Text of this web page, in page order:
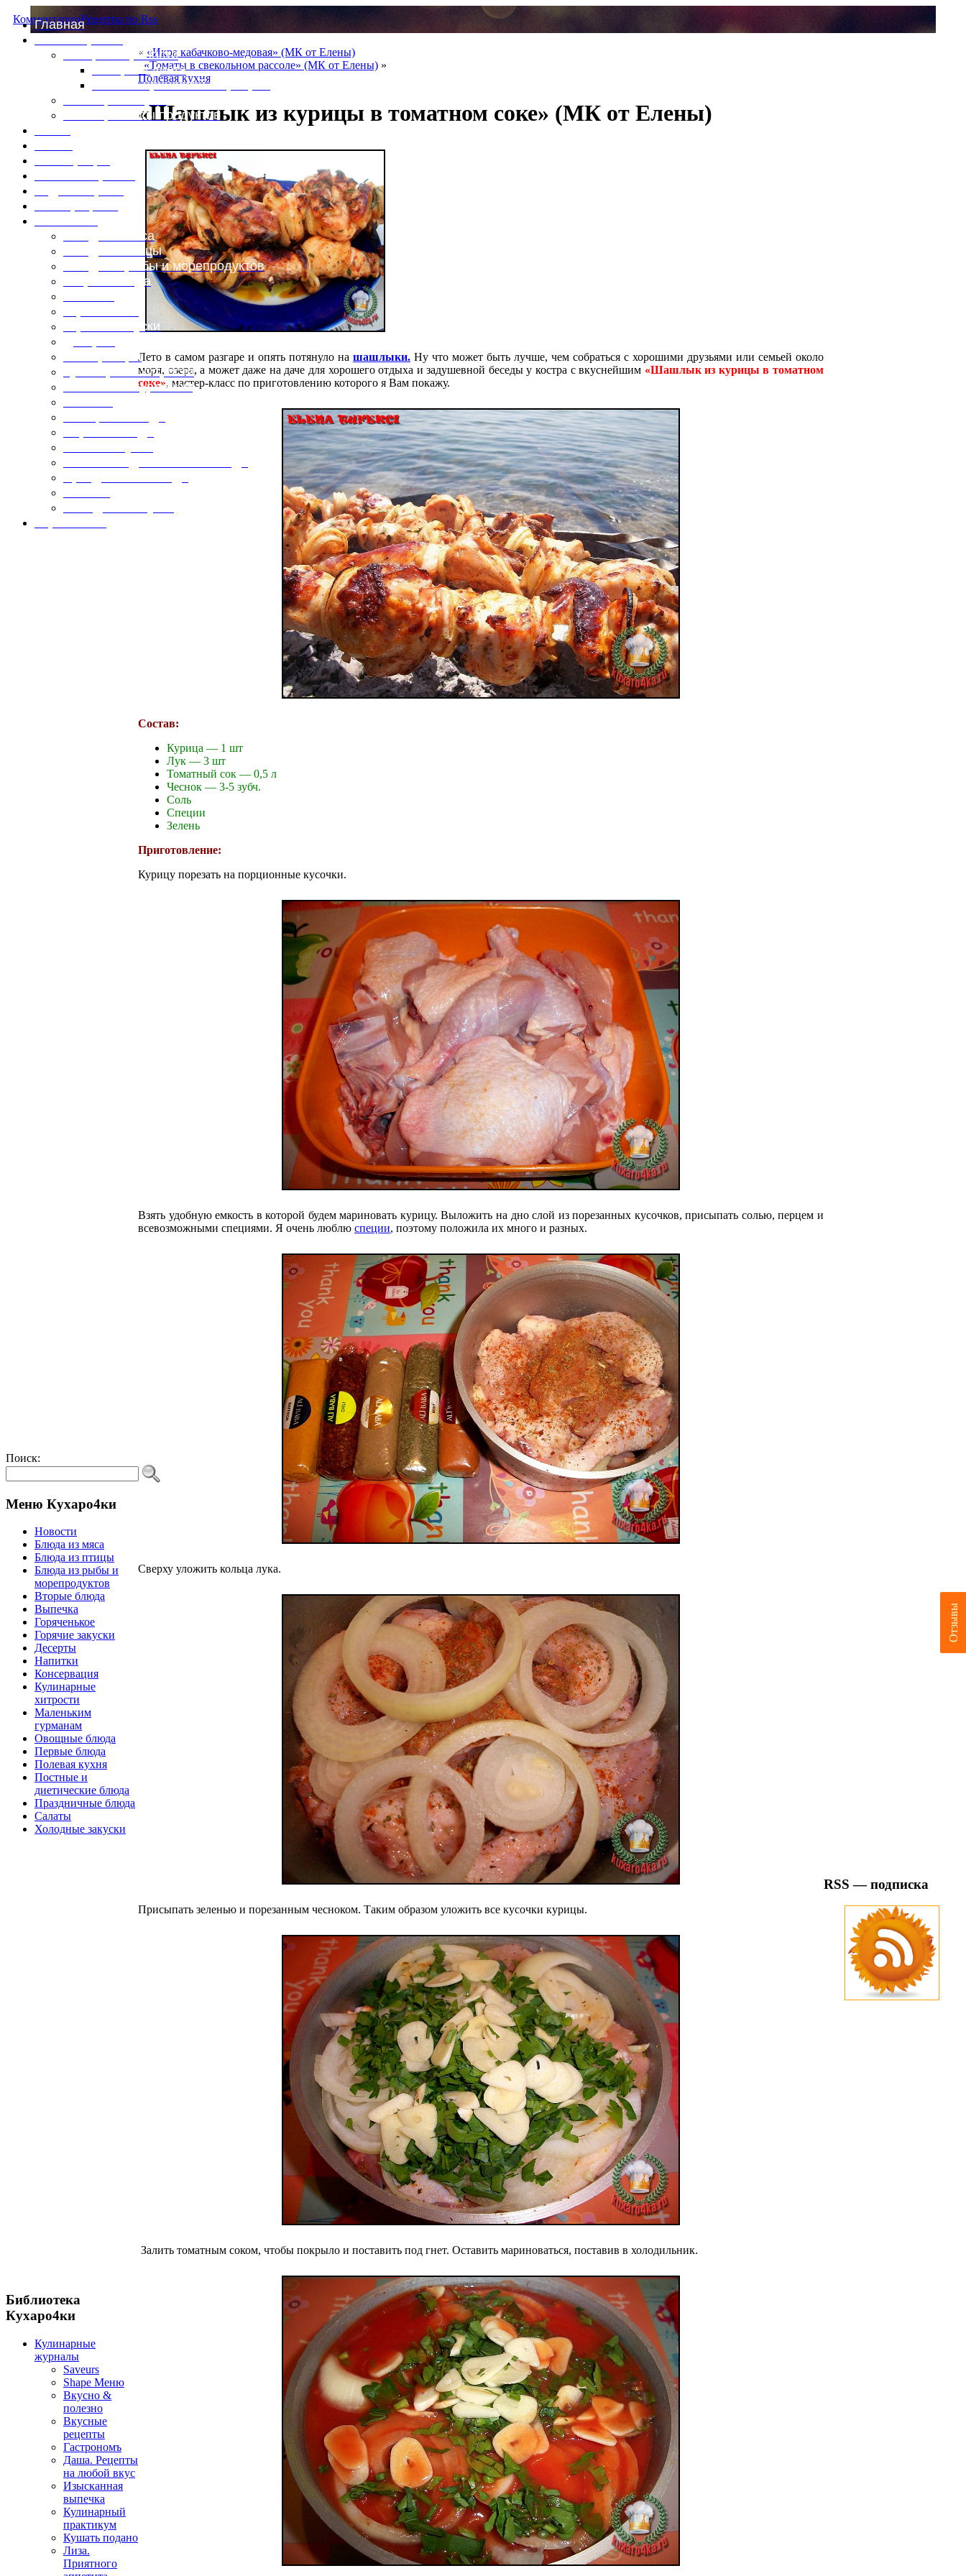
Главная
Специи и пряности
Специи и диета
Каталог пряностей и приправ
Таблица массы продуктов
Блюда из мяса
Блюда из птицы
Блюда из рыбы и морепродуктов
Вторые блюда
Горячие закуски
Консервация
Кулинарные хитрости
Маленьким гурманам
КомментарииРецепты по Rss
Поиск:
Меню Кухаро4ки
Новости
Блюда из мяса
Блюда из птицы
Блюда из рыбы и
морепродуктов
Вторые блюда
Выпечка
Горяченькое
Горячие закуски
Десерты
Напитки
Консервация
Кулинарные
хитрости
Маленьким
гурманам
Овощные блюда
Первые блюда
Полевая кухня
Постные и
диетические блюда
Праздничные блюда
Салаты
Холодные закуски
Библиотека
Кухаро4ки
Кулинарные
журналы
Saveurs
Shape Меню
Вкусно &
полезно
Вкусные
рецепты
Гастрономъ
Даша. Рецепты
на любой вкус
Изысканная
выпечка
Кулинарный
практикум
Кушать подано
Лиза.
Приятного
« «Икра кабачково-медовая» (МК от Елены)
«Томаты в свекольном рассоле» (МК от Елены) »
Полевая кухня
«Шашлык из курицы в томатном соке» (МК от Елены)
Лето в самом разгаре и опять потянуло на шашлыки. Ну что может быть лучше, чем собраться с хорошими друзьями или семьей около
моря, озера, а может даже на даче для хорошего отдыха и задушевной беседы у костра с вкуснейшим «Шашлык из курицы в томатном
соке», мастер-класс по приготовлению которого я Вам покажу.
Состав:
Курица — 1 шт
Лук — 3 шт
Томатный сок — 0,5 л
Чеснок — 3-5 зубч.
Соль
Специи
Зелень
Приготовление:
Курицу порезать на порционные кусочки.
Взять удобную емкость в которой будем мариновать курицу. Выложить на дно слой из порезанных кусочков, присыпать солью, перцем и
всевозможными специями. Я очень люблю специи, поэтому положила их много и разных.
Сверху уложить кольца лука.
Присыпать зеленью и порезанным чесноком. Таким образом уложить все кусочки курицы.
Залить томатным соком, чтобы покрыло и поставить под гнет. Оставить мариноваться, поставив в холодильник.
RSS — подписка
Отзывы